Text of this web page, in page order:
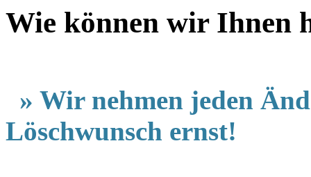
Wie können wir Ihnen
» Wir nehmen jeden
Löschwunsch ernst!